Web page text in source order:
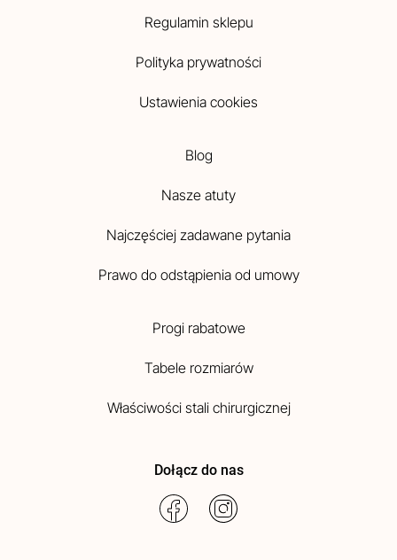
Regulamin sklepu
Polityka prywatności
Ustawienia cookies
Blog
Nasze atuty
Najczęściej zadawane pytania
Prawo do odstąpienia od umowy
Progi rabatowe
Tabele rozmiarów
Właściwości stali chirurgicznej
Dołącz do nas